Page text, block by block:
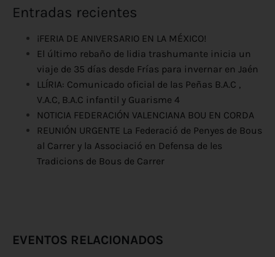
Entradas recientes
¡FERIA DE ANIVERSARIO EN LA MÉXICO!
El último rebaño de lidia trashumante inicia un
viaje de 35 días desde Frías para invernar en Jaén
LLÍRIA: Comunicado oficial de las Peñas B.A.C ,
V.A.C, B.A.C infantil y Guarisme 4
NOTICIA FEDERACIÓN VALENCIANA BOU EN CORDA
REUNIÓN URGENTE La Federació de Penyes de Bous
al Carrer y la Associació en Defensa de les
Tradicions de Bous de Carrer
EVENTOS RELACIONADOS